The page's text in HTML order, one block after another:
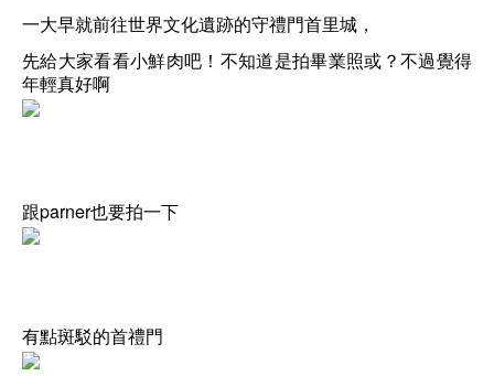
一大早就前往世界文化遺跡的守禮門首里城，
先給大家看看小鮮肉吧！不知道是拍畢業照或？不過覺得
年輕真好啊
跟parner也要拍一下
有點斑駁的首禮門